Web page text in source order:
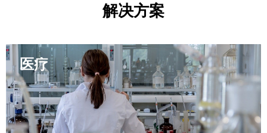
解决方案
医疗